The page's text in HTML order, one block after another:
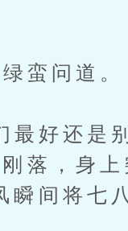
蛮问道。
好还是
落，身上
瞬间将七